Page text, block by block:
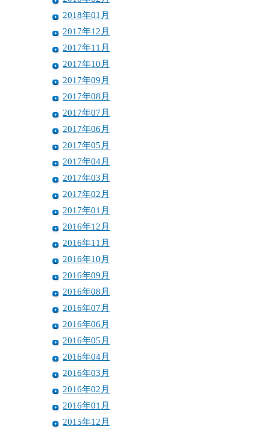
2018年01月
2017年12月
2017年11月
2017年10月
2017年09月
2017年08月
2017年07月
2017年06月
2017年05月
2017年04月
2017年03月
2017年02月
2017年01月
2016年12月
2016年11月
2016年10月
2016年09月
2016年08月
2016年07月
2016年06月
2016年05月
2016年04月
2016年03月
2016年02月
2016年01月
2015年12月